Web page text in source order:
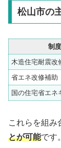
松山市の
制
木造住宅耐震改
省エネ改修補助
国の住宅省エネ
これらを組み
とが可能です。